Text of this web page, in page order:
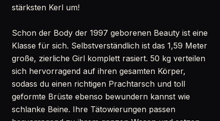
stärksten Kerl um!
Schon der Body der 1997 geborenen Beauty ist eine
Klasse für sich. Selbstverständlich ist das 1,59 Meter
große, zierliche Girl komplett rasiert. 50 kg verteilen
sich hervorragend auf ihren gesamten Körper,
sodass du einen richtigen Prachtarsch und toll
geformte Brüste ebenso bewundern kannst wie
schlanke Beine. Ihre Tätowierungen passen